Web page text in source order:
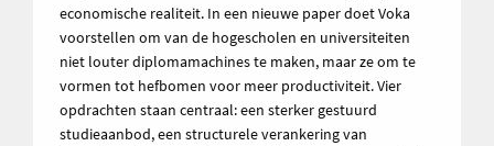
economische realiteit. In een nieuwe paper doet Voka
voorstellen om van de hogescholen en universiteiten
niet louter diplomamachines te maken, maar ze om te
vormen tot hefbomen voor meer productiviteit. Vier
opdrachten staan centraal: een sterker gestuurd
studieaanbod, een structurele verankering van